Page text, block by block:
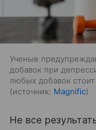
Ученые
добавок при
любых добавок
источник: Magnific
Не все